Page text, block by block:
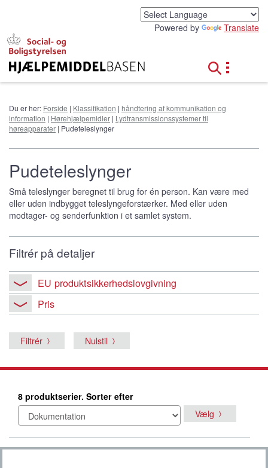
Powered by Translate
Du er her: Forside | Klassifikation | håndtering af kommunikation og
information | Hørehjælpemidler | Lydtransmissionssystemer til
høreapparater | Pudeteleslynger
Pudeteleslynger
Små teleslynger beregnet til brug for én person. Kan være med
eller uden indbygget teleslyngeforstærker. Med eller uden
modtager- og senderfunktion i et samlet system.
Filtrér på detaljer
EU produktsikkerhedslovgivning
Pris
Filtrér Nulstil
8 produktserier. Sorter efter
Vælg